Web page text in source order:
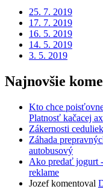
25. 7. 2019
17. 7. 2019
16. 5. 2019
14. 5. 2019
3. 5. 2019
Najnovšie
Kto chce
Platnosť kačacej
Zákernosti
Záhada
autobusový
Ako predať jogurt -
reklame
Jozefkomentoval